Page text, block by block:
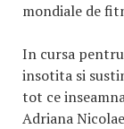
mondiale de
In cursa
insotita si
tot ce
Adriana